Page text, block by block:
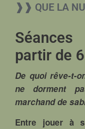
❱❱ QUE LA
partir de
De quoi rêve-t-
ne dorment
marchand de
Entre jouer à